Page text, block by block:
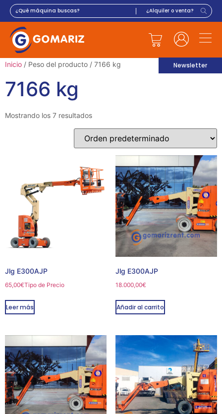
Newsletter
Inicio / Peso del producto / 7166 kg
7166 kg
Mostrando los 7 resultados
Jlg E300AJP
65,00€Tipo de Precio
Leer más
Jlg E300AJP
18.000,00€
Añadir al carrito